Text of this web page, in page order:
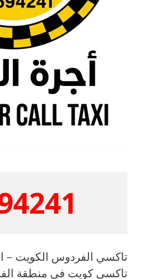
تاكسي الفردوس الكويت –
تاكسي كويت في منطقة